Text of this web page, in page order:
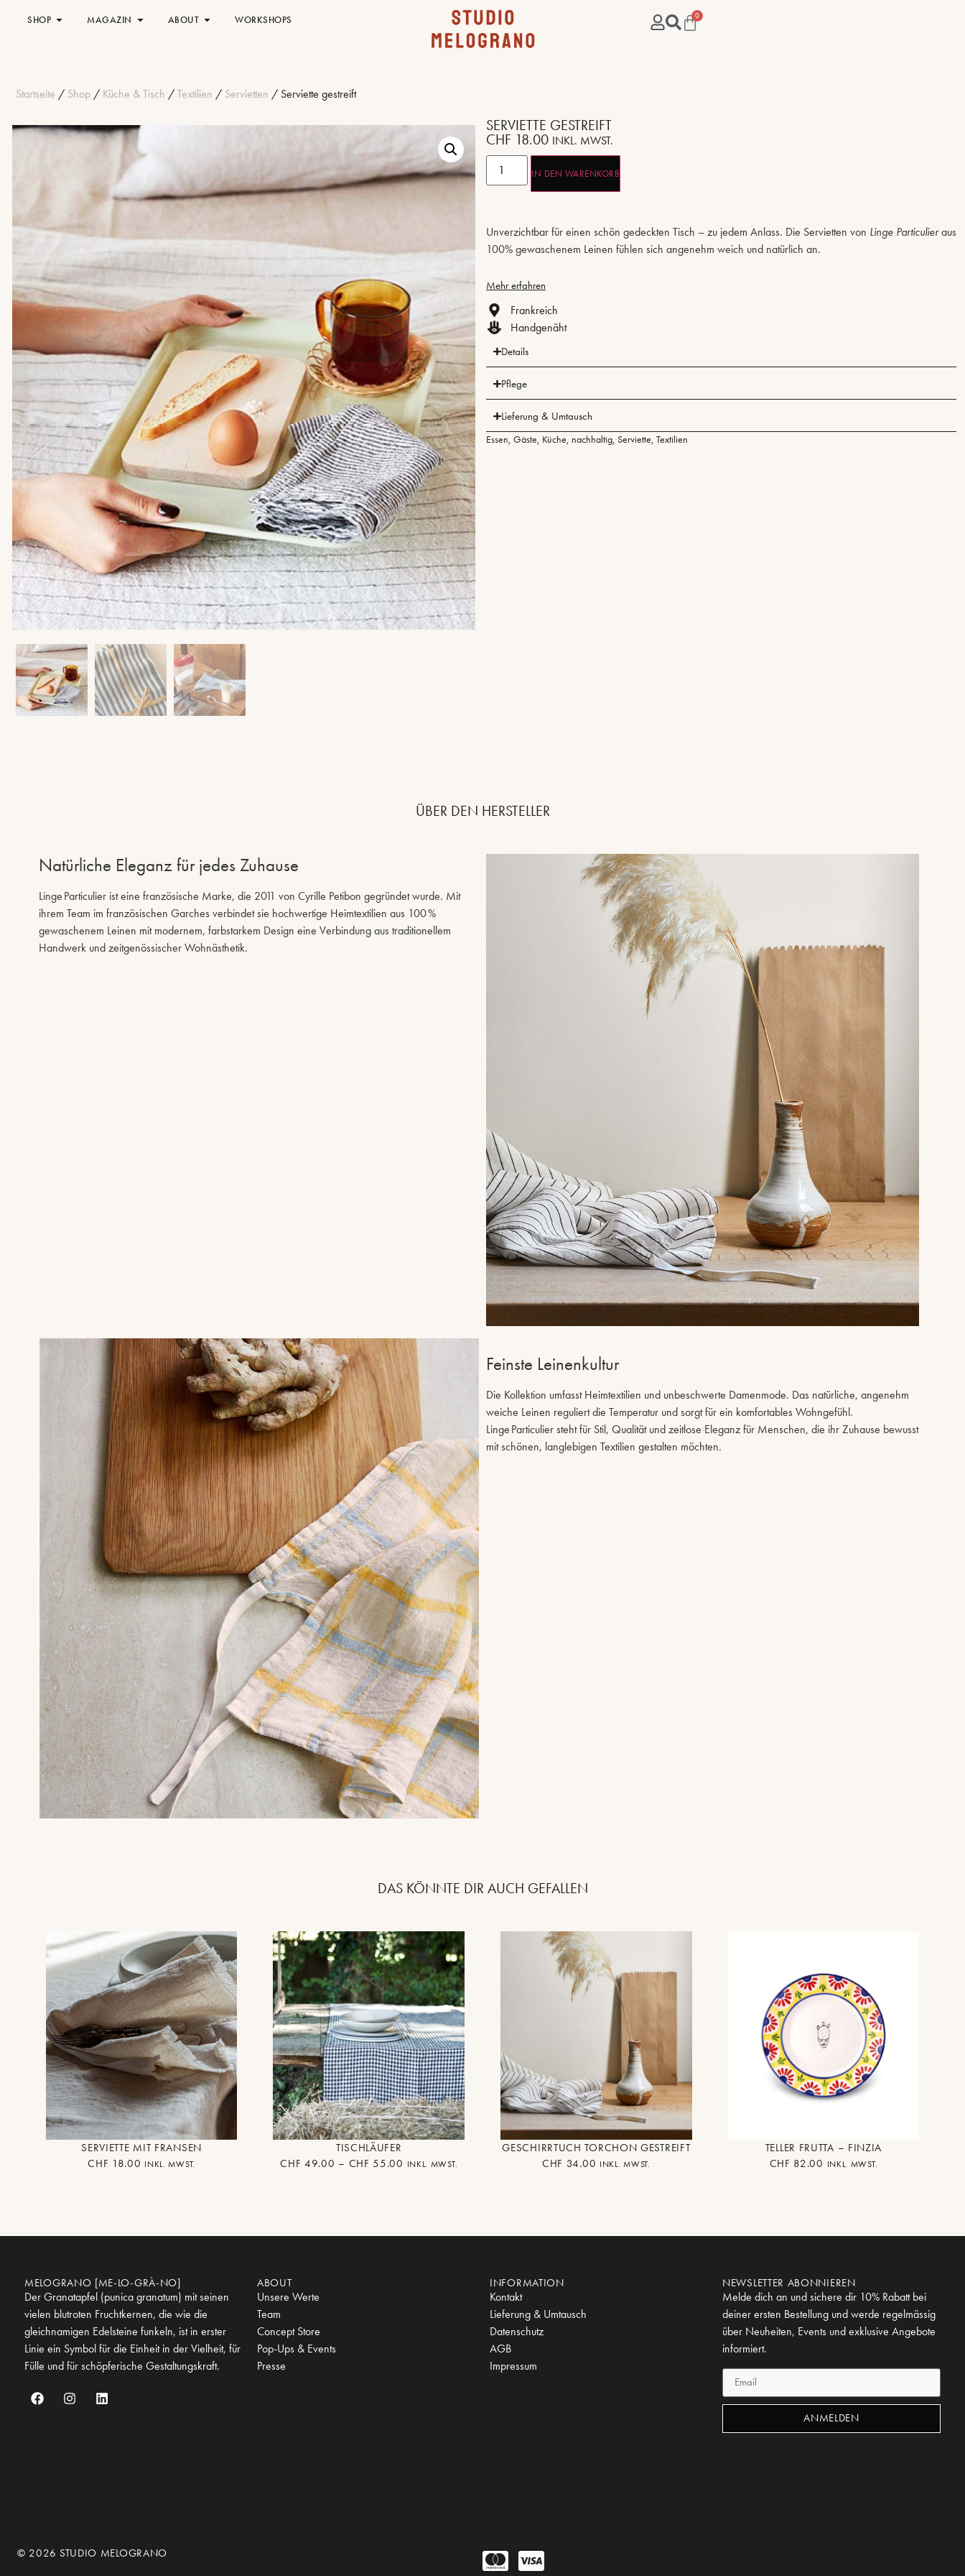
SHOP MAGAZIN ABOUT WORKSHOPS 0
Startseite / Shop / Küche & Tisch /Textilien / Servietten / Serviette gestreift
SERVIETTE GESTREIFT
CHF 18.00 INKL. MWST.
IN DEN WARENKORB
Unverzichtbar für einen schön gedeckten Tisch – zu jedem Anlass. Die Servietten von Linge Particulieraus
100% gewaschenem Leinen fühlen sich angenehm weich und natürlich an.
Mehr erfahren
Frankreich
Handgenäht
Details
Pflege
Lieferung & Umtausch
Essen, Gäste, Küche, nachhaltig, Serviette, Textilien
ÜBER DEN HERSTELLER
Natürliche Eleganz für jedes Zuhause
Linge Particulier ist eine französische Marke, die 2011 von Cyrille Petibon gegründet wurde. Mit
ihrem Team im französischen Garches verbindet sie hochwertige Heimtextilien aus 100 %
gewaschenem Leinen mit modernem, farbstarkem Design eine Verbindung aus traditionellem
Handwerk und zeitgenössischer Wohnästhetik.
Feinste Leinenkultur
Die Kollektion umfasst Heimtextilien und unbeschwerte Damenmode. Das natürliche, angenehm
weiche Leinen reguliert die Temperatur und sorgt für ein komfortables Wohngefühl.
Linge Particulier steht für Stil, Qualität und zeitlose Eleganz für Menschen, die ihr Zuhause bewusst
mit schönen, langlebigen Textilien gestalten möchten.
DAS KÖNNTE DIR AUCH GEFALLEN
SERVIETTE MIT FRANSEN
CHF 18.00 INKL. MWST.
TISCHLÄUFER
CHF 49.00 – CHF 55.00 INKL. MWST.
GESCHIRRTUCH TORCHON GESTREIFT
CHF 34.00 INKL. MWST.
TELLER FRUTTA – FINZIA
CHF 82.00 INKL. MWST.
MELOGRANO [ME-LO-GRÀ-NO]
Der Granatapfel (punica granatum) mit seinen
vielen blutroten Fruchtkernen, die wie die
gleichnamigen Edelsteine funkeln, ist in erster
Linie ein Symbol für die Einheit in der Vielheit, für
Fülle und für schöpferische Gestaltungskraft.
ABOUT
Unsere Werte
Team
Concept Store
Pop-Ups & Events
Presse
INFORMATION
Kontakt
Lieferung & Umtausch
Datenschutz
AGB
Impressum
NEWSLETTER ABONNIEREN
Melde dich an und sichere dir 10% Rabatt bei
deiner ersten Bestellung und werde regelmässig
über Neuheiten, Events und exklusive Angebote
informiert.
ANMELDEN
© 2026 STUDIO MELOGRANO